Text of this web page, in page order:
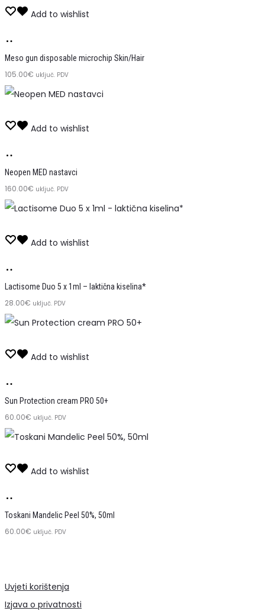
Add to wishlist
u
košaricu
Meso gun disposable microchip Skin/Hair
105.00€ uključ. PDV
Add to wishlist
u
košaricu
Neopen MED nastavci
160.00€ uključ. PDV
Add to wishlist
u
košaricu
Lactisome Duo 5 x 1ml – laktična kiselina*
28.00€ uključ. PDV
Add to wishlist
u
košaricu
Sun Protection cream PRO 50+
60.00€ uključ. PDV
Add to wishlist
u
košaricu
Toskani Mandelic Peel 50%, 50ml
60.00€ uključ. PDV
Uvjeti korištenja
Izjava o privatnosti